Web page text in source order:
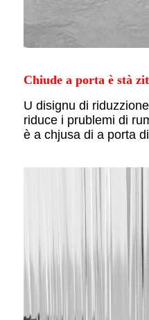
Chiude a porta è stà
U disignu di
riduce i prublemi di
è a chjusa di a porta